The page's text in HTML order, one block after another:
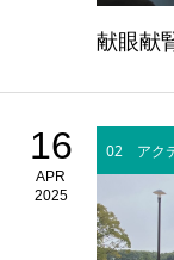
献眼献
16
APR
2025
02 アク